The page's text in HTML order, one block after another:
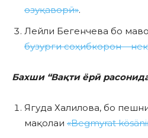
озуқаворӣ».
Лейли Бегенчева бо
бузурги соҳибкорон –
Бахши “Вақти ёрӣ
Ягуда Халилова, бо
мақолаи «Begmyrat